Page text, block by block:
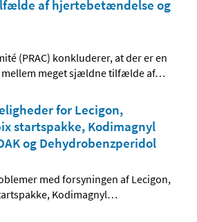
af hjertebetændelse og
(PRAC) konkluderer, at der er en
meget sjældne tilfælde af…
for Lecigon,
startspakke, Kodimagnyl
og Dehydrobenzperidol
med forsyningen af Lecigon,
Kodimagnyl…